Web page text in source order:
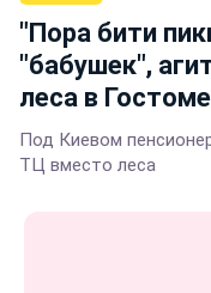
"Пора бити
"бабушек",
леса в
Под Киевом
ТЦ вместо леса